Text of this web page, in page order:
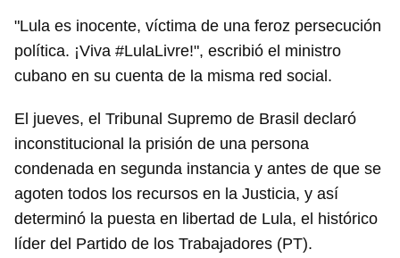
"Lula es inocente, víctima de una feroz persecución
política. ¡Viva #LulaLivre!", escribió el ministro
cubano en su cuenta de la misma red social.
El jueves, el Tribunal Supremo de Brasil declaró
inconstitucional la prisión de una persona
condenada en segunda instancia y antes de que se
agoten todos los recursos en la Justicia, y así
determinó la puesta en libertad de Lula, el histórico
líder del Partido de los Trabajadores (PT).